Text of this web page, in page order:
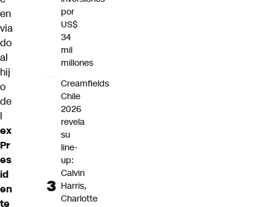
en
via
do
al
hij
o
de
l
ex
Pr
es
id
en
te
por
US$
34
mil
millones
Creamfields
Chile
2026
revela
su
line-
up:
Calvin
Harris,
Charlotte